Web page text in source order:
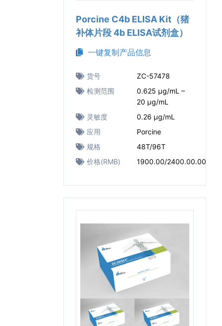
Porcine C4b ELISA Kit（猪
补体片段 4b ELISA试剂盒）
一键复制产品信息
货号
ZC-57478
检测范围
0.625 μg/mL –
20 μg/mL
灵敏度
0.26 μg/mL
应用
Porcine
规格
48T/96T
价格(RMB)
1900.00/2400.00.00